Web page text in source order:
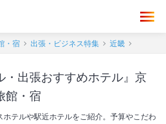
・宿 出張・ビジネス特集 近畿
・出張おすすめホテル』京
館・宿
テルや駅近ホテルをご紹介。予算やこだわ